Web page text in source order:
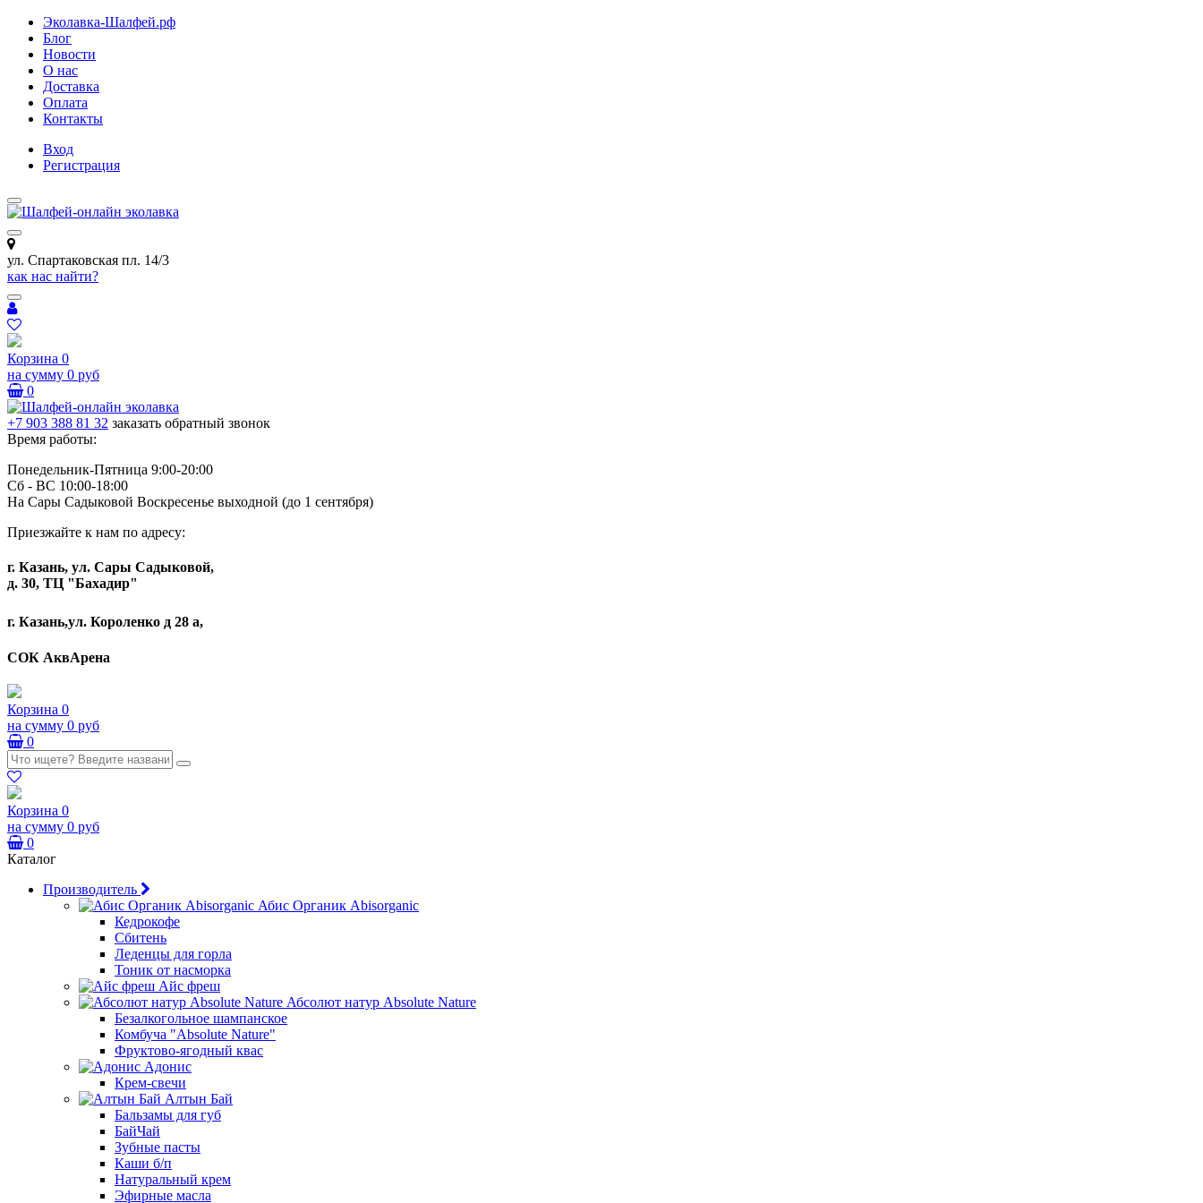
Эколавка-Шалфей.рф
Блог
Новости
О нас
Доставка
Оплата
Контакты
Вход
Регистрация
ул. Спартаковская пл. 14/3
как нас найти?
Корзина 0
на сумму 0 руб
0
+7 903 388 81 32 заказать обратный звонок
Время работы:
Понедельник-Пятница 9:00-20:00
Сб - ВС 10:00-18:00
На Сары Садыковой Воскресенье выходной (до 1 сентября)
Приезжайте к нам по адресу:
г. Казань, ул. Сары Садыковой,
д. 30, ТЦ "Бахадир"
г. Казань,ул. Короленко д 28 а,
СОК АквАрена
Корзина 0
на сумму 0 руб
0
Корзина 0
на сумму 0 руб
0
Каталог
Производитель
Абис Органик Abisorganic
Кедрокофе
Сбитень
Леденцы для горла
Тоник от насморка
Айс фреш
Абсолют натур Absolute Nature
Безалкогольное шампанское
Комбуча "Absolute Nature"
Фруктово-ягодный квас
Адонис
Крем-свечи
Алтын Бай
Бальзамы для губ
БайЧай
Зубные пасты
Каши б/п
Натуральный крем
Эфирные масла